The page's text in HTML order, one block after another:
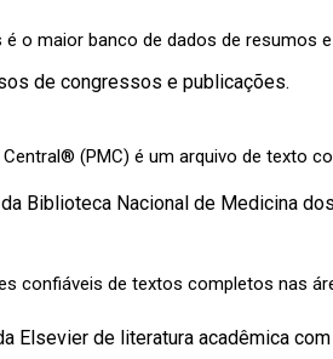
é o maior banco de dados de
de congressos e publicações.
Central® (PMC) é um arquivo de texto
Nacional de Medicina dos
confiáveis de textos completos nas
de literatura acadêmica com